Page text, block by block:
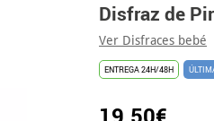
Disfraz de
Ver Disfraces bebé
ENTREGA 24H/48H